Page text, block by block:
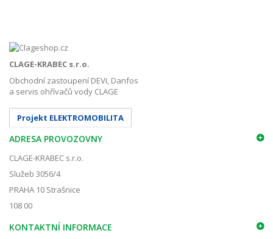
CLAGE-KRABEC s.r.o.
Obchodní zastoupení DEVI, Danfos
a servis ohřívačů vody CLAGE
Projekt ELEKTROMOBILITA
ADRESA PROVOZOVNY
CLAGE-KRABEC s.r.o.
Služeb 3056/4
PRAHA 10 Strašnice
108 00
KONTAKTNÍ INFORMACE